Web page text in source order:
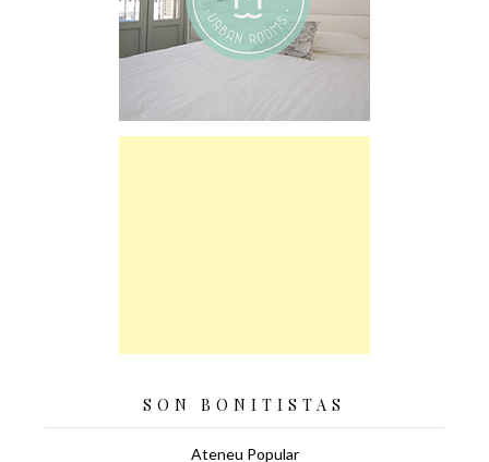
SON BONITISTAS
Ateneu Popular